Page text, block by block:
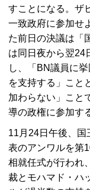
すことになる。ザ
一致政府に参加せ
た前日の決議は「
は同日夜から翌24
し、「 BN議員に
を支持する」こと
加わらない」こと
導の政権に参加す
11月24日午後、国
表のアンワルを第
相就任式が行われ、
裁とモハマド・ハ